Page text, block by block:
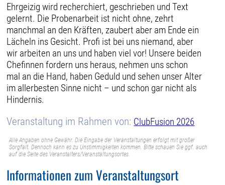
Ehrgeizig wird recherchiert, geschrieben und Text
gelernt. Die Probenarbeit ist nicht ohne, zehrt
manchmal an den Kräften, zaubert aber am Ende ein
Lächeln ins Gesicht. Profi ist bei uns niemand, aber
wir arbeiten an uns und haben viel vor! Unsere beiden
Chefinnen fordern uns heraus, nehmen uns schon
mal an die Hand, haben Geduld und sehen unser Alter
im allerbesten Sinne nicht – und schon gar nicht als
Hindernis.
Veranstaltung im Rahmen von: ClubFusion 2026
Alle Angaben ohne Gewähr. Die Eingabe der Veranstaltungen erfolgt mit großer
Sorgfalt. Dennoch kann es zu Unstimmigkeiten kommen. Bitte schauen Sie ggf. auch
auf die Seite des Veranstalters/Veranstaltungsortes.
Informationen zum Veranstaltungsort